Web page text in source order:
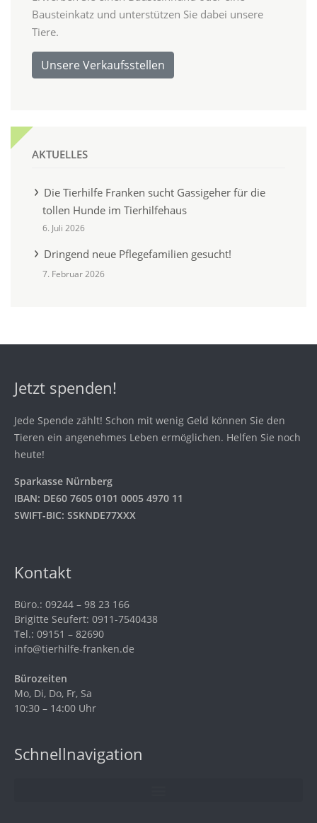
Bausteinkatz und unterstützen Sie dabei unsere
Tiere.
Unsere Verkaufsstellen
AKTUELLES
Die Tierhilfe Franken sucht Gassigeher für die
tollen Hunde im Tierhilfehaus
6. Juli 2026
Dringend neue Pflegefamilien gesucht!
7. Februar 2026
Jetzt spenden!
Jede Spende zählt! Schon mit wenig Geld können Sie den
Tieren ein angenehmes Leben ermöglichen. Helfen Sie noch
heute!
Sparkasse Nürnberg
IBAN: DE60 7605 0101 0005 4970 11
SWIFT-BIC: SSKNDE77XXX
Kontakt
Büro.: 09244 – 98 23 166
Brigitte Seufert: 0911-7540438
Tel.: 09151 – 82690
info@tierhilfe-franken.de
Bürozeiten
Mo, Di, Do, Fr, Sa
10:30 – 14:00 Uhr
Schnellnavigation